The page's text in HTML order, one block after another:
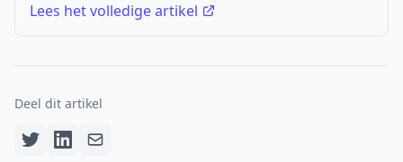
Lees het volledige artikel
Deel dit artikel